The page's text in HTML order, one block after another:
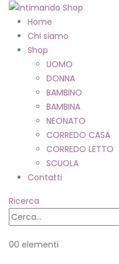
Home
Chi siamo
Shop
UOMO
DONNA
BAMBINO
BAMBINA
NEONATO
CORREDO CASA
CORREDO LETTO
SCUOLA
Contatti
Ricerca
00 elementi